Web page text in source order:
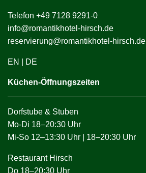
Telefon +49 7128 9291-0
info@romantikhotel-hirsch.de
reservierung@romantikhotel-hirsch.de
EN DE
Küchen-Öffnungszeiten
Dorfstube & Stuben
Mo-Di 18–20:30 Uhr
Mi-So 12–13:30 Uhr | 18–20:30 Uhr
Restaurant Hirsch
Do 18–20:30 Uhr